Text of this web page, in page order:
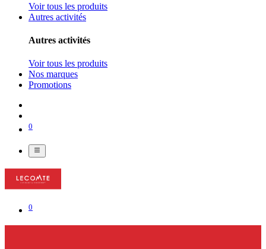
Voir tous les produits
Autres activités
Autres activités
Voir tous les produits
Nos marques
Promotions
0
0